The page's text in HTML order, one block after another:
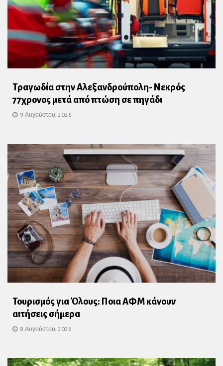
Τραγωδία στην Αλεξανδρούπολη- Νεκρός
77χρονος μετά από πτώση σε πηγάδι
9 Αυγούστου, 2026
Τουρισμός για Όλους: Ποια ΑΦΜ κάνουν
αιτήσεις σήμερα
8 Αυγούστου, 2026